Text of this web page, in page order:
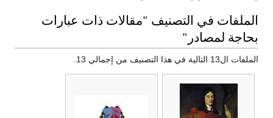
الملفات في التصنيف "مقالات ذات عبارات
بحاجة لمصادر"
الملفات ال13 التالية في هذا التصنيف من إجمالي 13.